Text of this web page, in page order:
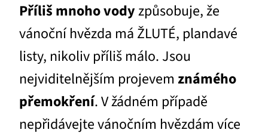
Příliš mnoho vodyzpůsobuje, že
vánoční hvězda má ŽLUTÉ, plandavé
listy, nikoliv příliš málo. Jsou
nejviditelnějším projevem známého
přemokření. V žádném případě
nepřidávejte vánočním hvězdám více